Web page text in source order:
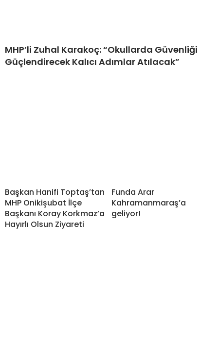
MHP’li Zuhal Karakoç: “Okullarda Güvenliği
Güçlendirecek Kalıcı Adımlar Atılacak”
Başkan Hanifi Toptaş’tan
MHP Onikişubat İlçe
Başkanı Koray Korkmaz’a
Hayırlı Olsun Ziyareti
Funda Arar
Kahramanmaraş’a
geliyor!